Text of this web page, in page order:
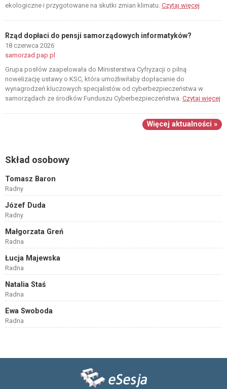
ekologiczne i przygotowane na skutki zmian klimatu. Czytaj więcej
Rząd dopłaci do pensji samorządowych informatyków?
18 czerwca 2026
samorzad.pap.pl
Grupa posłów zaapelowała do Ministerstwa Cyfryzacji o pilną
nowelizację ustawy o KSC, która umożliwiłaby dopłacanie do
wynagrodzeń kluczowych specjalistów od cyberbezpieczeństwa w
samorządach ze środków Funduszu Cyberbezpieczeństwa. Czytaj więcej
Więcej aktualności »
Skład osobowy
Tomasz Baron
Radny
Józef Duda
Radny
Małgorzata Greń
Radna
Łucja Majewska
Radna
Natalia Staś
Radna
Ewa Swoboda
Radna